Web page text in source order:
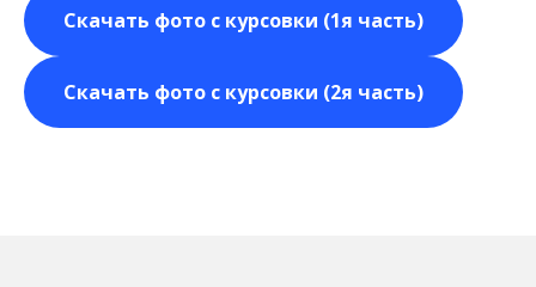
Скачать фото с курсовки (1я часть)
Скачать фото с курсовки (2я часть)